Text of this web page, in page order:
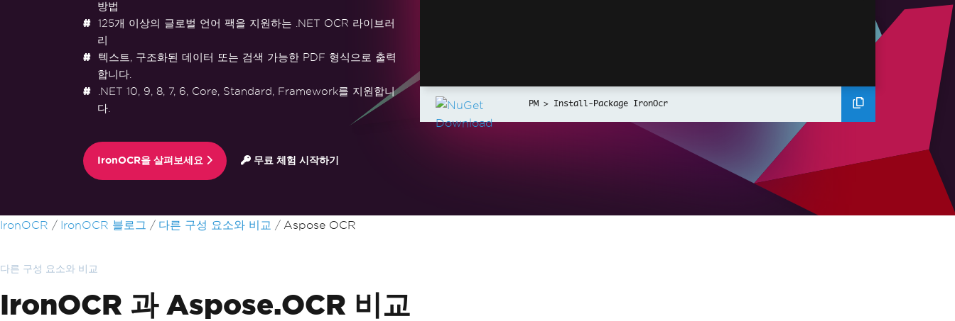
방법
125개 이상의 글로벌 언어 팩을 지원하는 .NET OCR 라이브러
리
텍스트, 구조화된 데이터 또는 검색 가능한 PDF 형식으로 출력
합니다.
.NET 10, 9, 8, 7, 6, Core, Standard, Framework를 지원합니
다.
IronOCR을 살펴보세요 무료 체험 시작하기
Install-Package IronOcr
푸터 콘텐츠로 바로가기
IronOCR IronOCR 블로그 다른 구성 요소와 비교 Aspose OCR
다른 구성 요소와 비교
IronOCR 과 Aspose.OCR 비교